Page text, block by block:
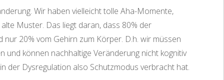
Wir haben vielleicht tolle Aha-Momente,
Muster. Das liegt daran, dass 80% der
20% vom Gehirn zum Körper. D.h. wir müssen
und können nachhaltige Veränderung nicht kognitiv
der Dysregulation also Schutzmodus verbracht hat.